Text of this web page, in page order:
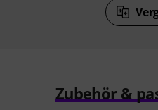
Zubehör &